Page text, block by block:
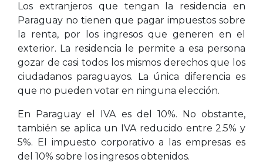
Los extranjeros que tengan la residencia en
Paraguay no tienen que pagar impuestos sobre
la renta, por los ingresos que generen en el
exterior. La residencia le permite a esa persona
gozar de casi todos los mismos derechos que los
ciudadanos paraguayos. La única diferencia es
que no pueden votar en ninguna elección.
En Paraguay el IVA es del 10%. No obstante,
también se aplica un IVA reducido entre 2.5% y
5%. El impuesto corporativo a las empresas es
del 10% sobre los ingresos obtenidos.